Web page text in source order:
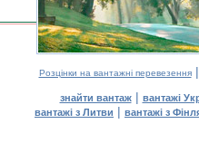
Розцінки на вантажні перевезення|
знайти вантаж| вантажі
вантажі з Литви | вантажі з